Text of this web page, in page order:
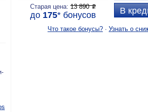
В
Старая цена:13 890P
до 175*бонусов
Что такое бонусы? · Узнать о